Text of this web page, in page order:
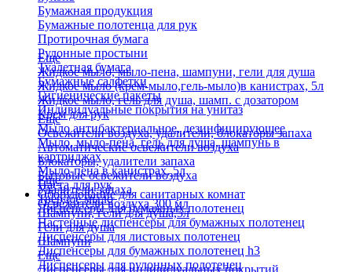
Бумажная продукция
Бумажные полотенца для рук
Протирочная бумага
Рулонные простыни
Туалетная бумага
Бумажные салфетки
Гигиенические пакеты
Индивидуальные покрытия на унитаз
Еще
Жидкое мыло, мыло-пена, шампуни, гели для душа
Жидкое мыло (крем-мыло,гель-мыло)в канистрах, 5л
Жидкое мыло, гель для душа, шамп. с дозатором
Крем для рук
Мыло антибактериальное, дезинфицирующее
Мыло, мыло-пена, гель для душа, шампунь в
картриджах
Мыло-пена в канистрах, 5л
Паста для рук
Твердое мыло
Шампуни, гели для душа,5л
Гели для душа
Шампуни
Еще
Освежители воздуха, удалители, блокаторы запаха
Автоматические освежители воздуха
Блокаторы, удалители запаха
Бытовые освежители воздуха
Удалители запаха
Освежители воздуха 300 мл
Еще
Оборудование для санитарных комнат
Диспенсеры для бумажных полотенец
Настенные диспенсеры для бумажных полотенец
Диспенсеры для листовых полотенец
Диспенсеры для бумажных полотенец h3
Диспенсеры для рулонных полотенец
Еще
Диспенсеры для индивидуальных покрытий